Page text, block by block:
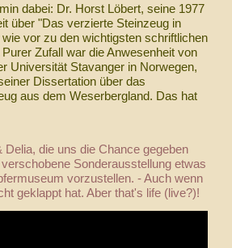
dabei: Dr. Horst Löbert, seine 1977
über "Das verzierte Steinzeug in
vor zu den wichtigsten schriftlichen
Zufall war die Anwesenheit von
Universität Stavanger in Norwegen,
Dissertation über das
aus dem Weserbergland. Das hat
Delia, die uns die Chance gegeben
Sonderausstellung etwas
vorzustellen. - Auch wenn
geklappt hat. Aber that's life (live?)!